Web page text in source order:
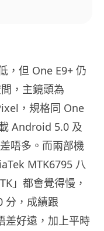
，但 One E9+ 仍
，主鏡頭為
，規格同 One
Android 5.0 及
唔多。而兩部機
MTK6795 八
」都會覺得慢，
分，成績跟
好遠，加上平時